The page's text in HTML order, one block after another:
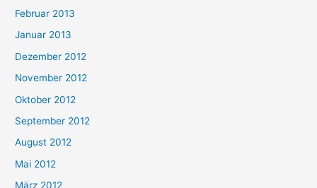
Februar 2013
Januar 2013
Dezember 2012
November 2012
Oktober 2012
September 2012
August 2012
Mai 2012
März 2012